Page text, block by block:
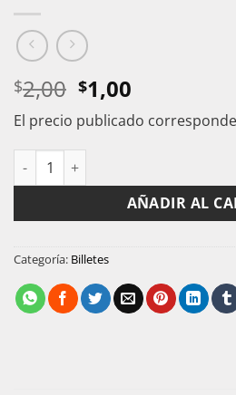
$2,00 El
precio
original
era:
$2,00.
$1,00
precio
actual
El precio publicado
AÑADIR AL
Categoría: Billetes